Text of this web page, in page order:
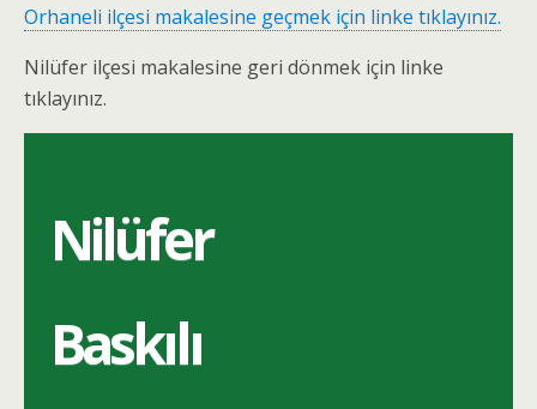
Orhaneli ilçesi makalesine geçmek için linke tıklayınız.
Nilüfer ilçesi makalesine geri dönmek için linke
tıklayınız.
Nilüfer
Baskılı